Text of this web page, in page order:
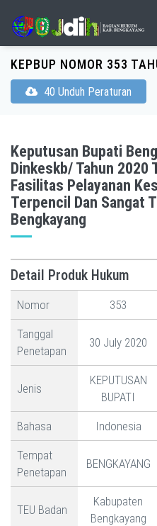
KEPBUP NOMOR 353
40 Unduh Peraturan
Keputusan Bupati
Dinkeskb/ Tahun 2020
Fasilitas Pelayanan
Terpencil Dan Sangat
Bengkayang
Detail Produk Hukum
Nomor 353
Tanggal
Penetapan
30 July 2020
Jenis
KEPUTUSAN
BUPATI
Bahasa Indonesia
Tempat
Penetapan
BENGKAYANG
TEU Badan
Kabupaten
Bengkayang